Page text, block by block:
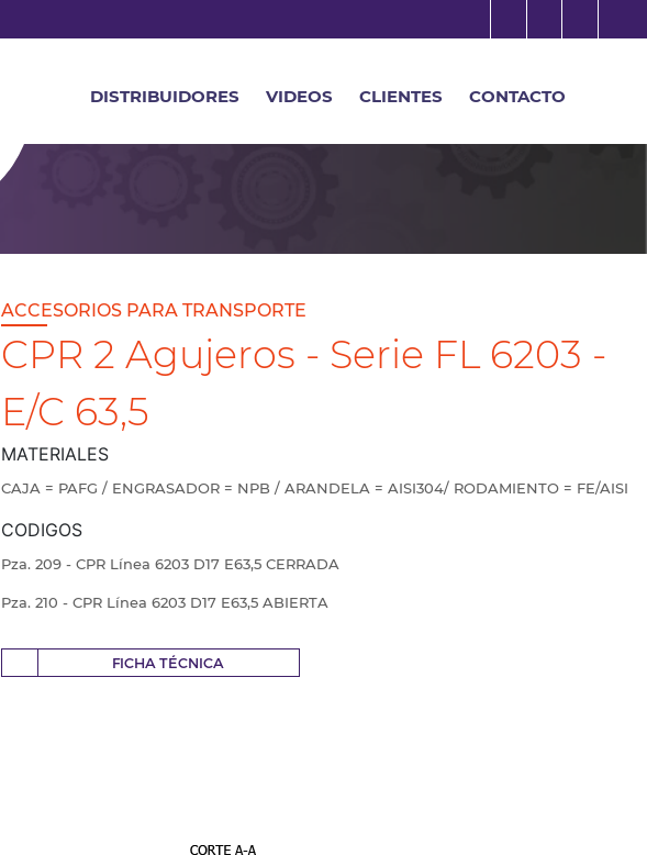
DISTRIBUIDORES VIDEOS CLIENTES CONTACTO
ACCESORIOS PARA TRANSPORTE
CPR 2 Agujeros - Serie FL 6203 -
E/C 63,5
MATERIALES
CAJA = PAFG / ENGRASADOR = NPB / ARANDELA = AISI304/ RODAMIENTO = FE/AISI
CODIGOS
Pza. 209 - CPR Línea 6203 D17 E63,5 CERRADA
Pza. 210 - CPR Línea 6203 D17 E63,5 ABIERTA
FICHA TÉCNICA